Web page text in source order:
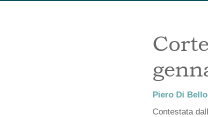
Piero Di Bello
Contestata